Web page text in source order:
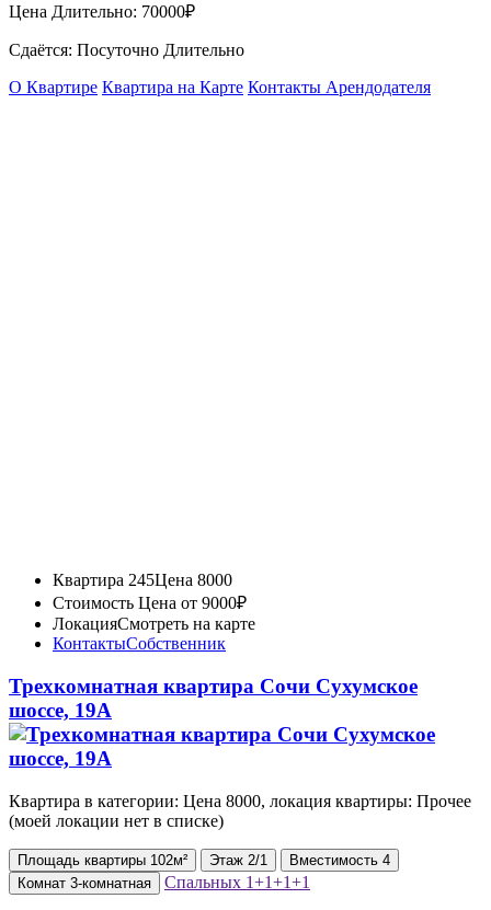
Цена Длительно: 70000₽
Сдаётся: Посуточно Длительно
О Квартире Квартира на Карте Контакты Арендодателя
Квартира 245Цена 8000
Стоимость Цена от 9000₽
ЛокацияСмотреть на карте
КонтактыСобственник
Трехкомнатная квартира Сочи Сухумское
шоссе, 19А
Квартира в категории: Цена 8000, локация квартиры: Прочее
(моей локации нет в списке)
Площадь квартиры 102м² Этаж 2/1 Вместимость 4
Комнат 3-комнатная Спальных 1+1+1+1